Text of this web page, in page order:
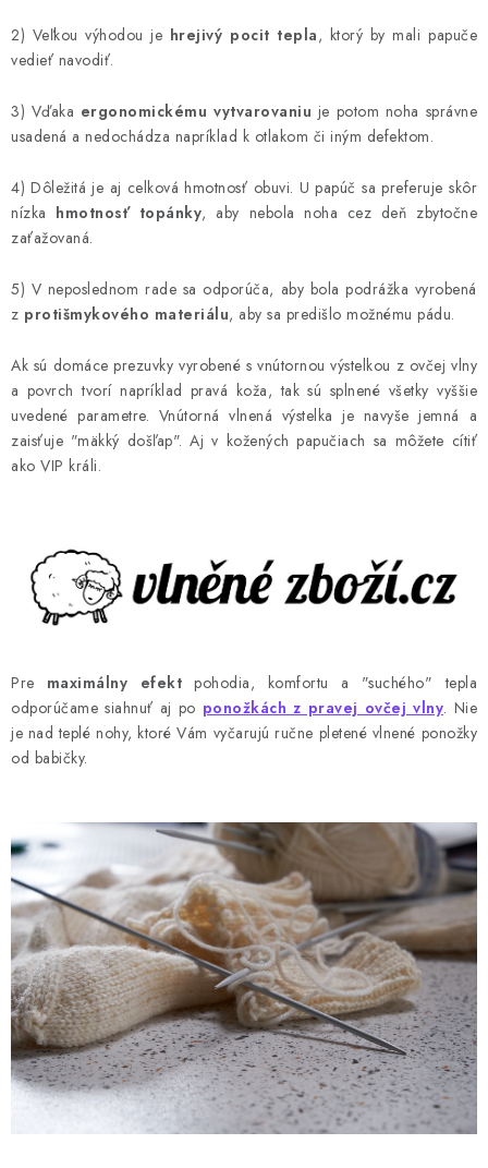
2) Veľkou výhodou je hrejivý pocit tepla, ktorý by mali papuče
vedieť navodiť.
3) Vďaka ergonomickému vytvarovaniu je potom noha správne
usadená a nedochádza napríklad k otlakom či iným defektom.
4) Dôležitá je aj celková hmotnosť obuvi. U papúč sa preferuje skôr
nízka hmotnosť topánky, aby nebola noha cez deň zbytočne
zaťažovaná.
5) V neposlednom rade sa odporúča, aby bola podrážka vyrobená
z protišmykového materiálu, aby sa predišlo možnému pádu.
Ak sú domáce prezuvky vyrobené s vnútornou výstelkou z ovčej vlny
a povrch tvorí napríklad pravá koža, tak sú splnené všetky vyššie
uvedené parametre. Vnútorná vlnená výstelka je navyše jemná a
zaisťuje "mäkký došľap". Aj v kožených papučiach sa môžete cítiť
ako VIP králi.
Pre maximálny efekt pohodia, komfortu a "suchého" tepla
odporúčame siahnuť aj po ponožkách z pravej ovčej vlny. Nie
je nad teplé nohy, ktoré Vám vyčarujú ručne pletené vlnené ponožky
od babičky.